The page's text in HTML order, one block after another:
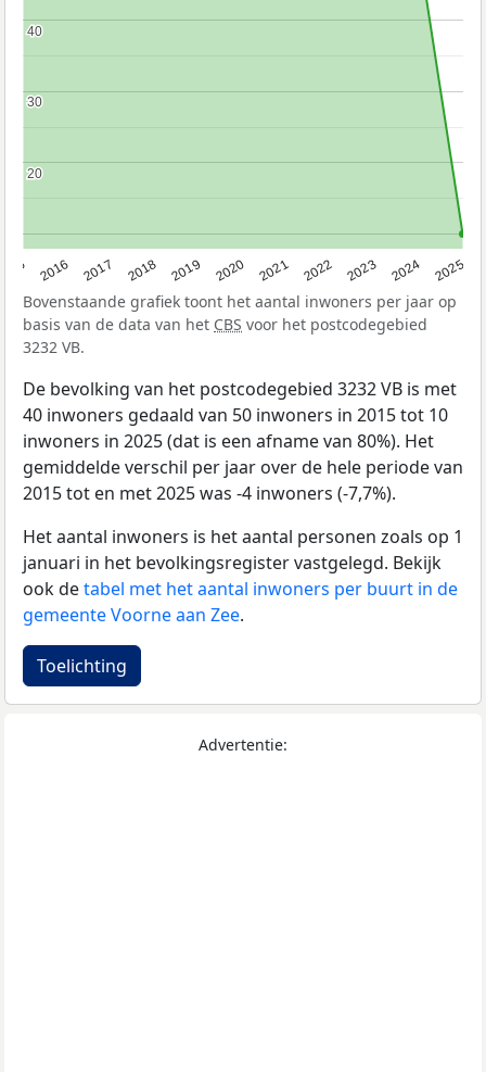
2016 2017 2018 2019 2020 2021 2022 2023 2024 2025
20
20
30
30
40
40
Bovenstaande grafiek toont het aantal inwoners per jaar op
basis van de data van het CBS voor het postcodegebied
3232 VB.
De bevolking van het postcodegebied 3232 VB is met
40 inwoners gedaald van 50 inwoners in 2015 tot 10
inwoners in 2025 (dat is een afname van 80%). Het
gemiddelde verschil per jaar over de hele periode van
2015 tot en met 2025 was -4 inwoners (-7,7%).
Het aantal inwoners is het aantal personen zoals op 1
januari in het bevolkingsregister vastgelegd. Bekijk
ook detabel met het aantal inwoners per buurt in de
gemeente Voorne aan Zee.
Toelichting
Advertentie: